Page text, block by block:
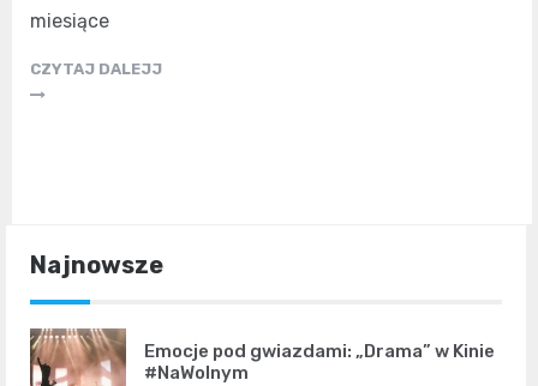
miesiące
CZYTAJ DALEJJ
Najnowsze
Emocje pod gwiazdami: „Drama” w Kinie
#NaWolnym